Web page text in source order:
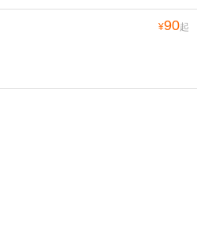
¥90起